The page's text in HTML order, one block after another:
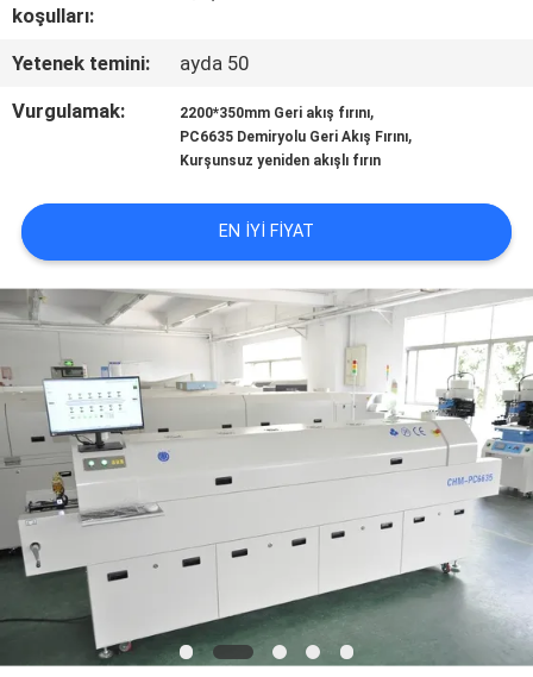
ON
LINE
GIZLILIK
POLITIKASI
koşulları:
Yetenek temini:
ayda 50
Vurgulamak:
2200*350mm Geri akış fırını,
PC6635 Demiryolu Geri Akış Fırını,
Kurşunsuz yeniden akışlı fırın
EN IYI FIYAT